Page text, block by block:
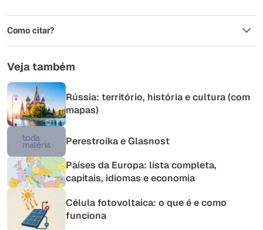
Como citar?
Veja também
Rússia: território, história e cultura (com
mapas)
Perestroika e Glasnost
Países da Europa: lista completa,
capitais, idiomas e economia
Célula fotovoltaica: o que é e como
funciona